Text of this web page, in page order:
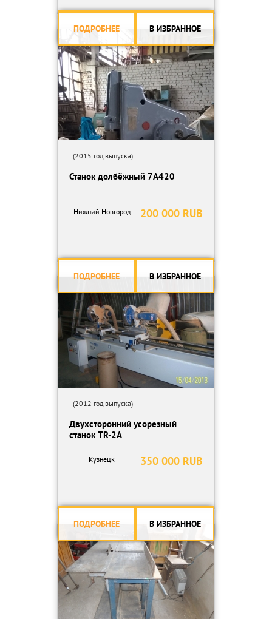
ПОДРОБНЕЕ В ИЗБРАННОЕ
(2015 год выпуска)
Станок долбёжный 7А420
200 000 RUB
Нижний Новгород
ПОДРОБНЕЕ В ИЗБРАННОЕ
(2012 год выпуска)
Двухсторонний усорезный
станок TR-2A
350 000 RUB
Кузнецк
ПОДРОБНЕЕ В ИЗБРАННОЕ